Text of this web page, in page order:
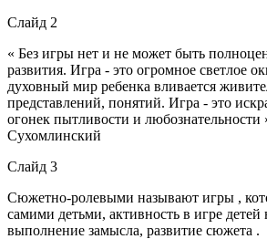
Слайд 2
« Без игры нет и не может быть
развития. Игра - это огромное светлое
духовный мир ребенка вливается
представлений, понятий. Игра - это
огонек пытливости и
Сухомлинский
Слайд 3
Сюжетно-ролевыми называют игры ,
самими детьми, активность в игре детей
выполнение замысла, развитие сюжета .